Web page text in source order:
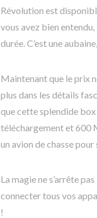
Révolution est
vous avez bien
durée. C’est une
Maintenant que le prix
plus dans les détails
que cette splendide
téléchargement et 600
un avion de chasse
La magie ne s’arrête
connecter tous vos
!